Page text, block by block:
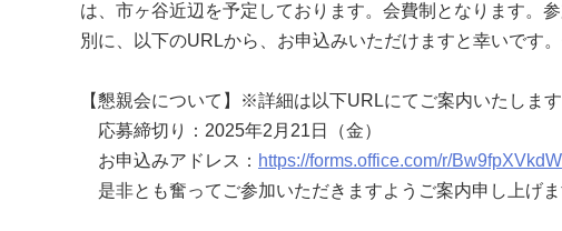
は、市ヶ谷近辺を予定しております。会費制となります。
別に、以下のURLから、お申込みいただけますと幸いです
【懇親会について】※詳細は以下URLにてご案内いたします
応募締切り：2025年2月21日（金）
お申込みアドレス： https://forms.office.com/r/Bw9fpXVkdW
是非とも奮ってご参加いただきますようご案内申し上げま